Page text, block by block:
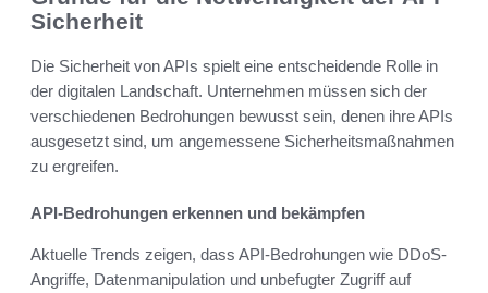
Sicherheit
Die Sicherheit von APIs spielt eine entscheidende Rolle in
der digitalen Landschaft. Unternehmen müssen sich der
verschiedenen Bedrohungen bewusst sein, denen ihre APIs
ausgesetzt sind, um angemessene Sicherheitsmaßnahmen
zu ergreifen.
API-Bedrohungen erkennen und bekämpfen
Aktuelle Trends zeigen, dass API-Bedrohungen wie DDoS-
Angriffe, Datenmanipulation und unbefugter Zugriff auf